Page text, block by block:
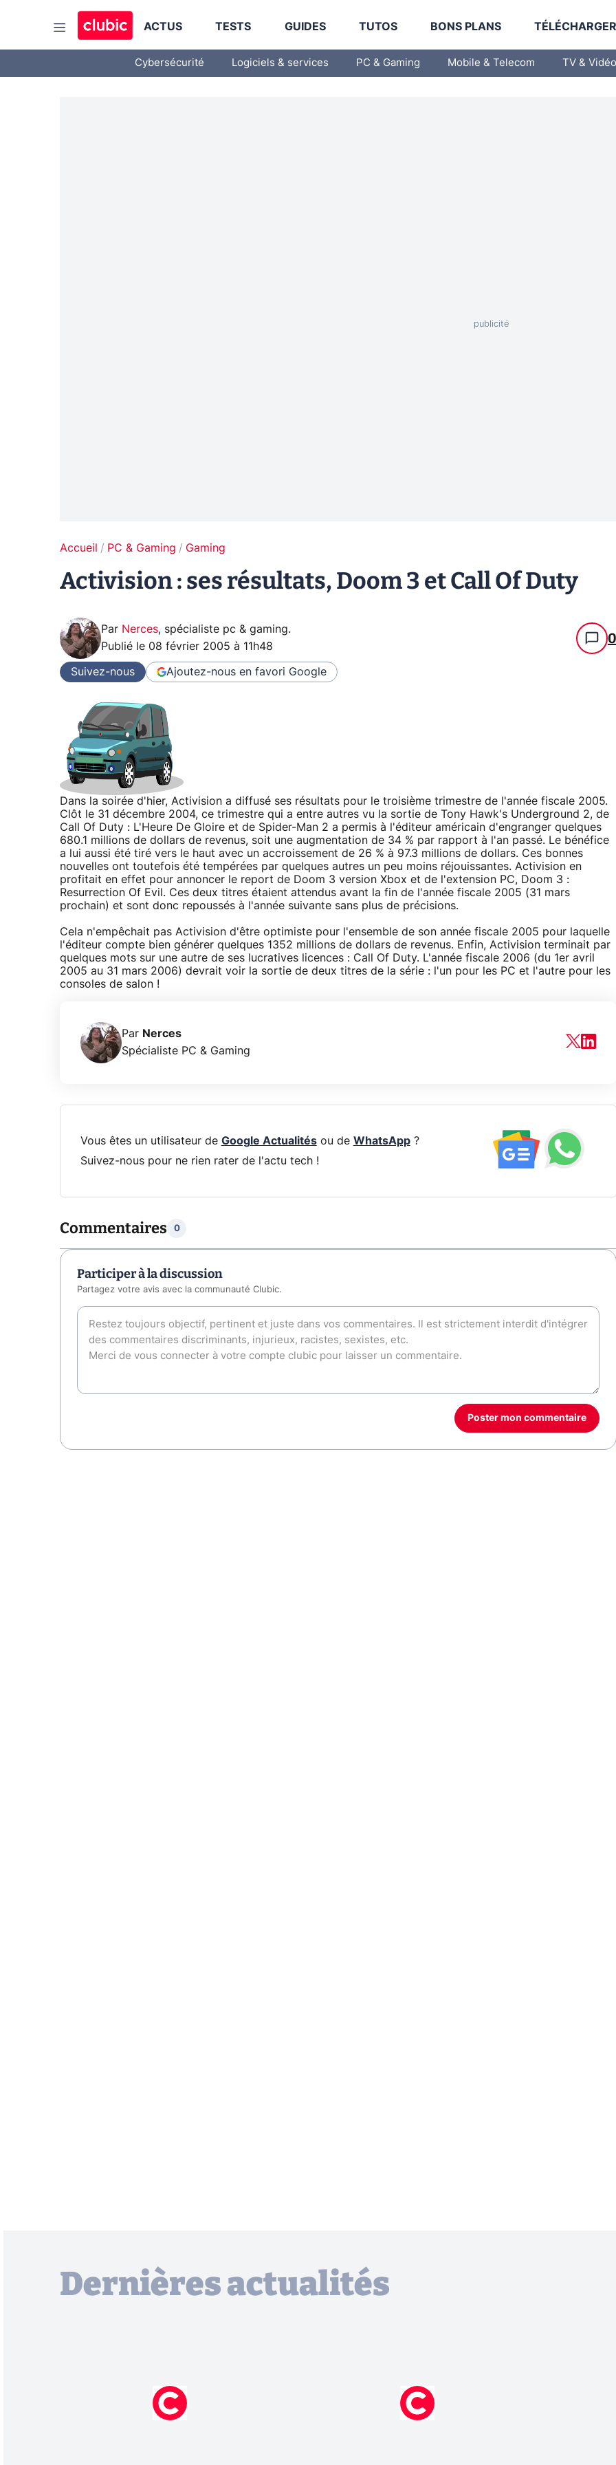
ACTUS TESTS GUIDES TUTOS BONS PLANS
Cybersécurité Logiciels & services PC & Gaming Mobile & Telecom TV & Vidéo
Accueil PC & Gaming Gaming
Activision : ses résultats, Doom 3 et Call Of Duty
Par Nerces, spécialiste pc & gaming.
Publié le 08 février 2005 à 11h48 0
Suivez-nous Ajoutez-nous en favori Google
Dans la soirée d'hier, Activision a diffusé ses résultats pour le troisième trimestre de l'année fiscale 2005.
Clôt le 31 décembre 2004, ce trimestre qui a entre autres vu la sortie de Tony Hawk's Underground 2, de
Call Of Duty : L'Heure De Gloire et de Spider-Man 2 a permis à l'éditeur américain d'engranger quelques
680.1 millions de dollars de revenus, soit une augmentation de 34 % par rapport à l'an passé. Le bénéfice
a lui aussi été tiré vers le haut avec un accroissement de 26 % à 97.3 millions de dollars. Ces bonnes
nouvelles ont toutefois été tempérées par quelques autres un peu moins réjouissantes. Activision en
profitait en effet pour annoncer le report de Doom 3 version Xbox et de l'extension PC, Doom 3 :
Resurrection Of Evil. Ces deux titres étaient attendus avant la fin de l'année fiscale 2005 (31 mars
prochain) et sont donc repoussés à l'année suivante sans plus de précisions.
Cela n'empêchait pas Activision d'être optimiste pour l'ensemble de son année fiscale 2005 pour laquelle
l'éditeur compte bien générer quelques 1352 millions de dollars de revenus. Enfin, Activision terminait par
quelques mots sur une autre de ses lucratives licences : Call Of Duty. L'année fiscale 2006 (du 1er avril
2005 au 31 mars 2006) devrait voir la sortie de deux titres de la série : l'un pour les PC et l'autre pour les
consoles de salon !
Par Nerces
Spécialiste PC & Gaming
Vous êtes un utilisateur de Google Actualitésou de WhatsApp?
Suivez-nous pour ne rien rater de l'actu tech !
Commentaires 0
Participer à la discussion
Partagez votre avis avec la communauté Clubic.
Poster mon commentaire
Dernières actualités